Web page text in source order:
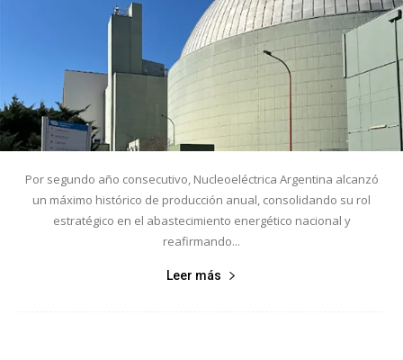
Por segundo año consecutivo, Nucleoeléctrica Argentina alcanzó
un máximo histórico de producción anual, consolidando su rol
estratégico en el abastecimiento energético nacional y
reafirmando...
Leer más